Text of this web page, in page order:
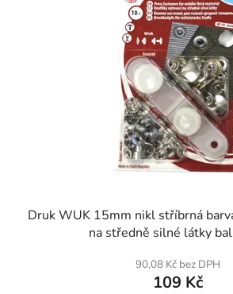
Druk WUK 15mm nikl stříbrná
na středně silné látky
90,08 Kč bez DPH
109 Kč